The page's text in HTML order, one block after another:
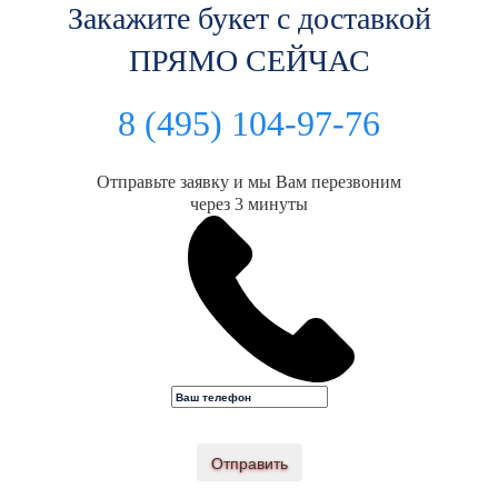
Закажите букет с доставкой
ПРЯМО СЕЙЧАС
8 (495) 104-97-76
Отправьте заявку и мы Вам перезвоним
через 3 минуты
Отправить